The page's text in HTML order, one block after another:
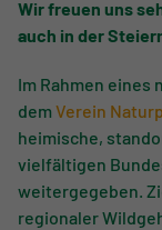
Wir freuen uns
auch in der
Im Rahmen
dem Verein
heimische,
vielfältigen
weitergegeben.
regionaler